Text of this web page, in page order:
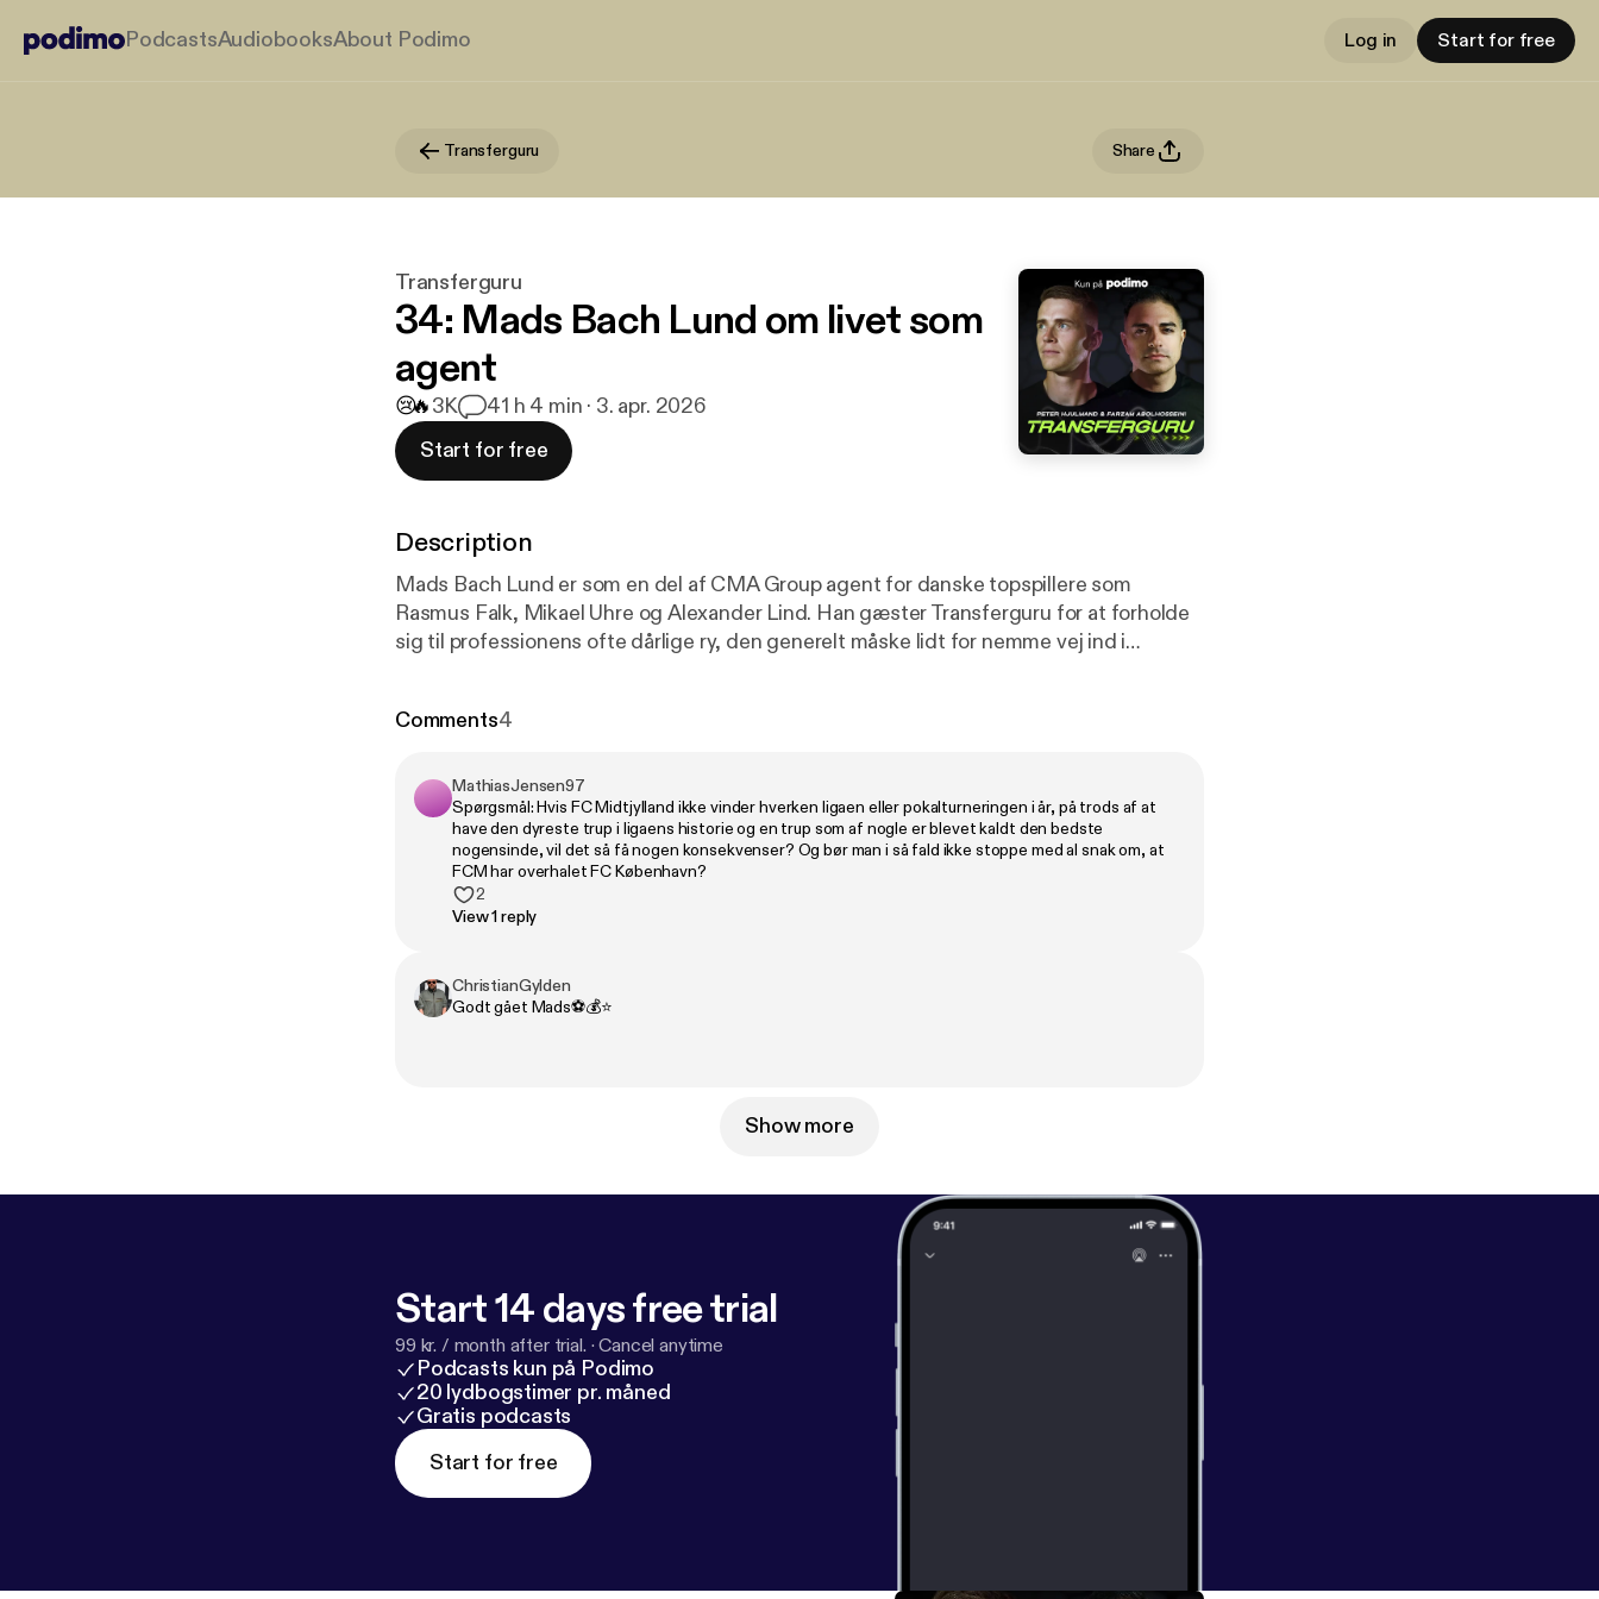
PodcastsAudiobooksAbout Podimo Log in Start for free
Transferguru Share
Transferguru
34: Mads Bach Lund om livet som
agent
😢🔥3K 41 h 4 min · 3. apr. 2026
Start for free
Description
Mads Bach Lund er som en del af CMA Group agent for danske topspillere som
Rasmus Falk, Mikael Uhre og Alexander Lind. Han gæster Transferguru for at forholde
sig til professionens ofte dårlige ry, den generelt måske lidt for nemme vej ind i
Comments4
MathiasJensen97
Spørgsmål: Hvis FC Midtjylland ikke vinder hverken ligaen eller pokalturneringen i år, på trods af at
have den dyreste trup i ligaens historie og en trup som af nogle er blevet kaldt den bedste
nogensinde, vil det så få nogen konsekvenser? Og bør man i så fald ikke stoppe med al snak om, at
FCM har overhalet FC København?
2
View 1 reply
ChristianGylden
Godt gået Mads⚽️💰⭐️
Show more
Start 14 days free trial
99 kr. / month after trial. ·Cancel anytime
Podcasts kun på Podimo
20 lydbogstimer pr. måned
Gratis podcasts
Start for free